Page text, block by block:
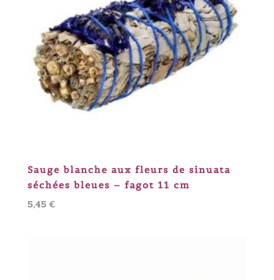
Sauge blanche aux fleurs de sinuata
séchées bleues – fagot 11 cm
5,45 €